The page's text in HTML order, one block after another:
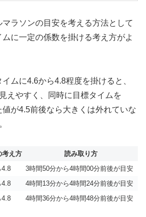
ラソンの目安を考える方法として
に一定の係数を掛ける考え方がよ
ムに4.6から4.8程度を掛けると、
えやすく、同時に目標タイムを
が4.5前後なら大きくは外れていな
考え方
読み取り方
4.8
3時間50分から4時間00分前後が目安
4.8
4時間13分から4時間24分前後が目安
4.8 4時間36分から4時間48分前後が目安